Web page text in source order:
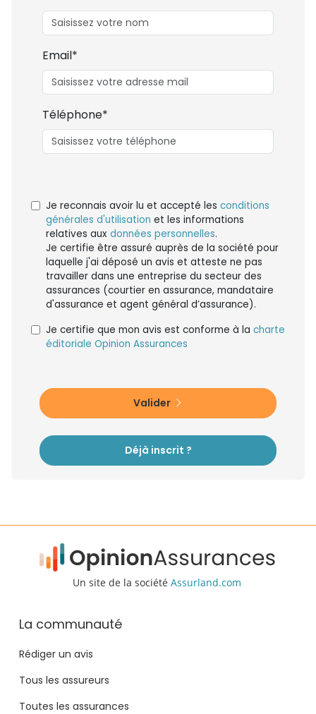
Email*
Téléphone*
Je reconnais avoir lu et accepté les conditions
générales d'utilisation et les informations
relatives aux données personnelles.
Je certifie être assuré auprès de la société pour
laquelle j'ai déposé un avis et atteste ne pas
travailler dans une entreprise du secteur des
assurances (courtier en assurance, mandataire
d'assurance et agent général d’assurance).
Je certifie que mon avis est conforme à la charte
éditoriale Opinion Assurances
Valider
Déjà inscrit ?
Un site de la société Assurland.com
La communauté
Rédiger un avis
Tous les assureurs
Toutes les assurances